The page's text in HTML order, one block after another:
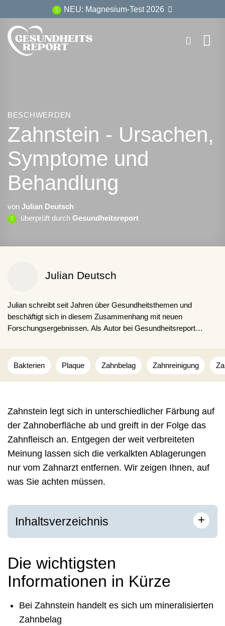
Inhalt
springen
NEU: Magnesium-Test 2026
BESCHWERDEN
Zahnstein - Ursachen,
Symptome und
Behandlung
von Julian Deutsch
überprüft durch Gesundheitsreport
Julian Deutsch
Julian schreibt seit Jahren über Gesundheitsthemen und
beschäftigt sich in diesem Zusammenhang mit neuen
Forschungsergebnissen. Als Autor bei Gesundheitsreport
aktuelle Trends aufmerksam machen.
Bakterien Plaque Zahnbelag Zahnreinigung
Zahnstein legt sich in unterschiedlicher Färbung auf
der Zahnoberfläche ab und greift in der Folge das
Zahnfleisch an. Entgegen der weit verbreiteten
Meinung lassen sich die verkalkten Ablagerungen
nur vom Zahnarzt entfernen. Wir zeigen Ihnen, auf
was Sie achten müssen.
Inhaltsverzeichnis +
Die wichtigsten
Informationen in Kürze
Bei Zahnstein handelt es sich um mineralisierten
Zahnbelag